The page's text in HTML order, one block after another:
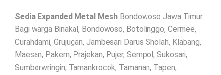
Sedia Expanded Metal Mesh Bondowoso Jawa Timur.
Bagi warga Binakal, Bondowoso, Botolinggo, Cermee,
Curahdami, Grujugan, Jambesari Darus Sholah, Klabang,
Maesan, Pakem, Prajekan, Pujer, Sempol, Sukosari,
Sumberwringin, Tamankrocok, Tamanan, Tapen,